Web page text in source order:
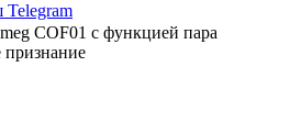
COF01 с функцией пара
признание